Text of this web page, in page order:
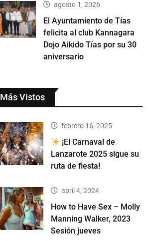
agosto 1, 2026
El Ayuntamiento de Tías
felicita al club Kannagara
Dojo Aikido Tías por su 30
aniversario
Más Vistos
febrero 16, 2025
¡El Carnaval de
Lanzarote 2025 sigue su
ruta de fiesta!
abril 4, 2024
How to Have Sex – Molly
Manning Walker, 2023
Sesión jueves